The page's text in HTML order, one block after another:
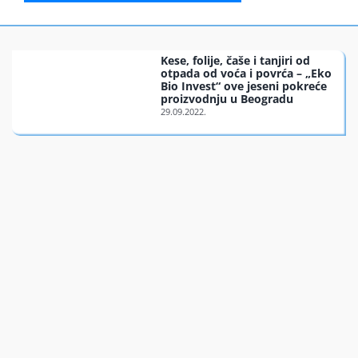
Zelena
Kese, folije, čaše i tanjiri od
otpada od voća i povrća – „Eko
Bio Invest“ ove jeseni pokreće
proizvodnju u Beogradu